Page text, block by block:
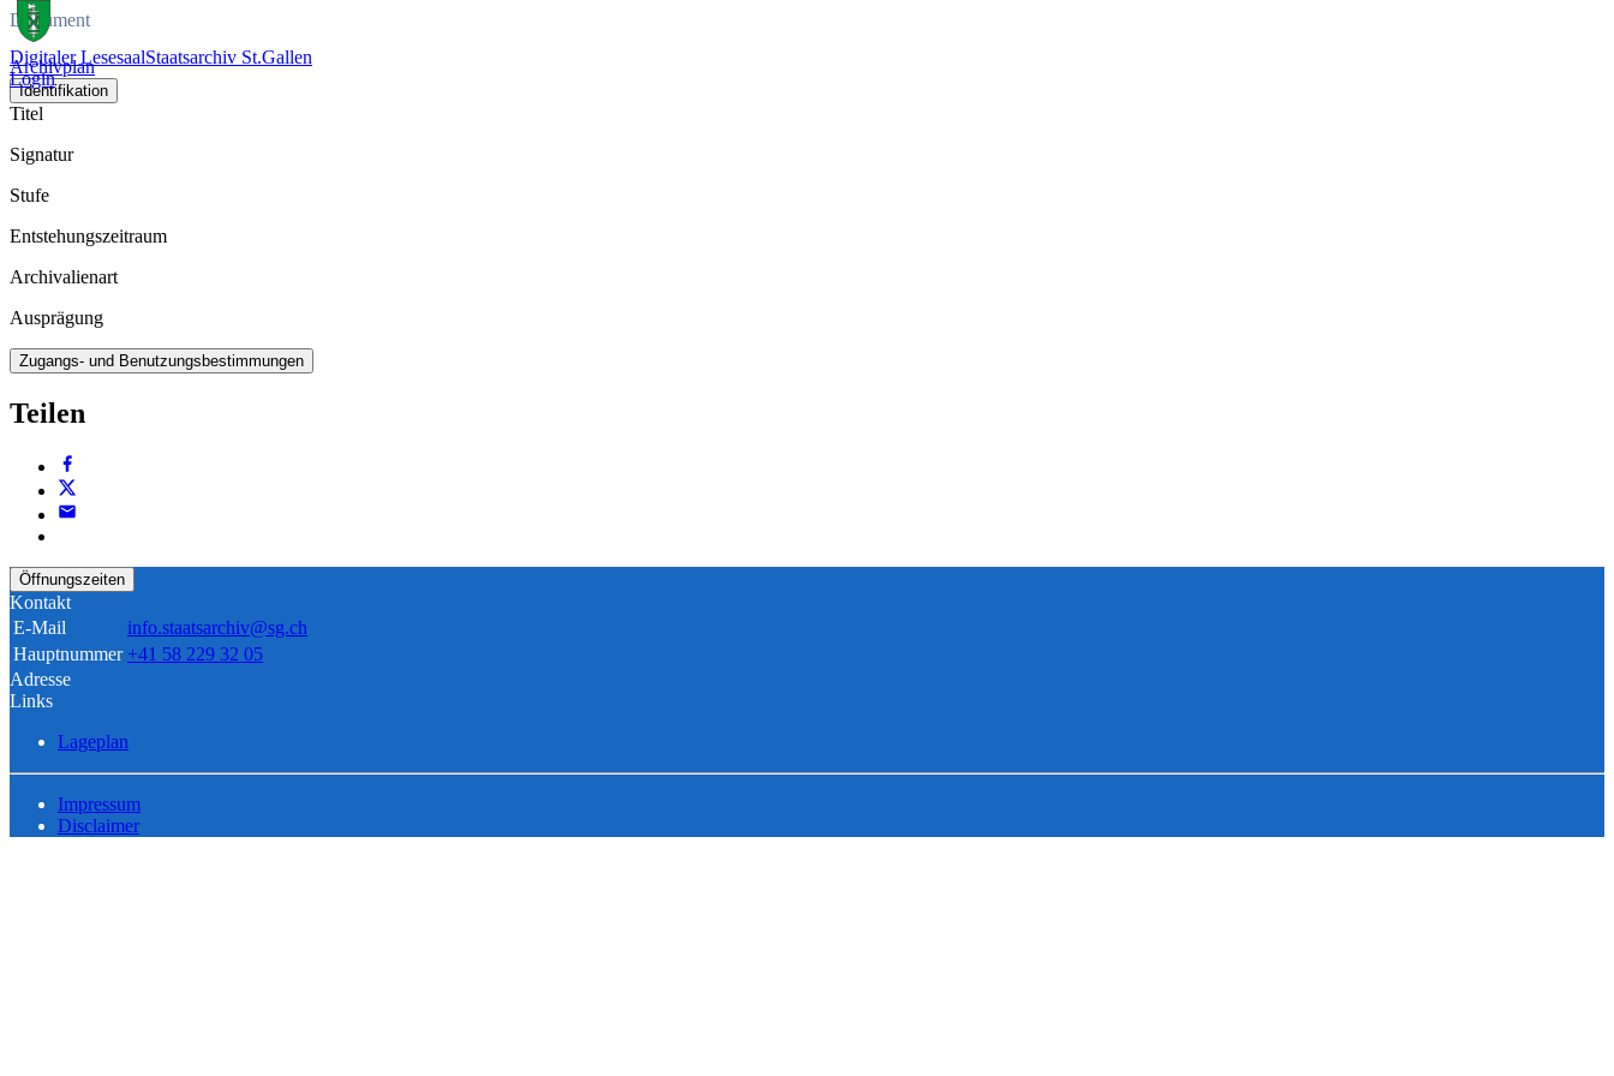
Digitaler LesesaalStaatsarchiv St.Gallen
Login
Dokument
Archivplan
Identifikation
Titel
Signatur
Stufe
Entstehungszeitraum
Archivalienart
Ausprägung
Zugangs- und Benutzungsbestimmungen
Teilen
Öffnungszeiten
Kontakt
E-Mail
info.staatsarchiv@sg.ch
Hauptnummer +41 58 229 32 05
Adresse
Links
Lageplan
Impressum
Disclaimer